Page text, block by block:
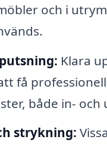
och i
Klara
få
både in- och
strykning: